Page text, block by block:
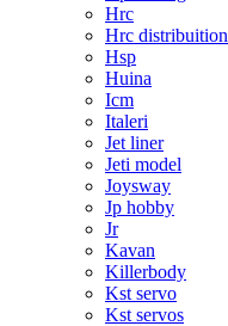
Hrc
Hrc distribuition
Hsp
Huina
Icm
Italeri
Jet liner
Jeti model
Joysway
Jp hobby
Jr
Kavan
Killerbody
Kst servo
Kst servos